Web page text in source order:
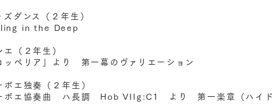
ンス（２年生）
in the Deep
２年生）
ア」より 第一幕のヴァリエーション
独奏（２年生）
協奏曲 ハ長調 Hob VIIg:C1 より 第一楽章（ハ